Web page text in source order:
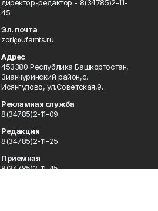
директор-редактор - 8(34785)2-11-
45
Эл. почта
zori@ufamts.ru
Адрес
453380 Республика Башкортостан,
Зианчуринский район,с.
Исянгулово, ул.Советская,9.
Рекламная служба
8(34785)2-11-09
Редакция
8(34785)2-11-25
Приемная
8(34785)2-11-45